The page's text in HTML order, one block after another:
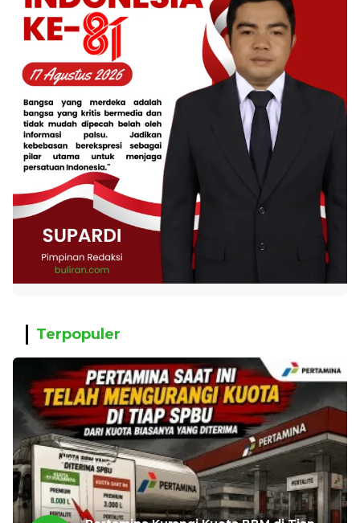
Terpopuler